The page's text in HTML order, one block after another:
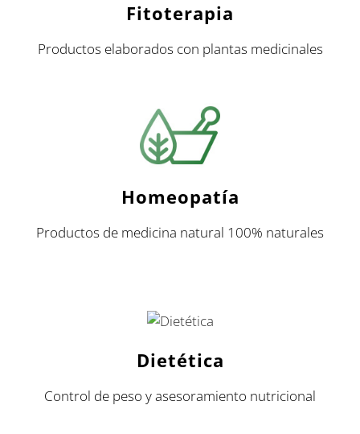
Fitoterapia
Productos elaborados con plantas medicinales
Homeopatía
Productos de medicina natural 100% naturales
Dietética
Control de peso y asesoramiento nutricional